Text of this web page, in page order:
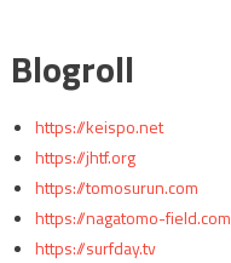
Blogroll
https://keispo.net
https://jhtf.org
https://tomosurun.com
https://nagatomo-field.com
https://surfday.tv